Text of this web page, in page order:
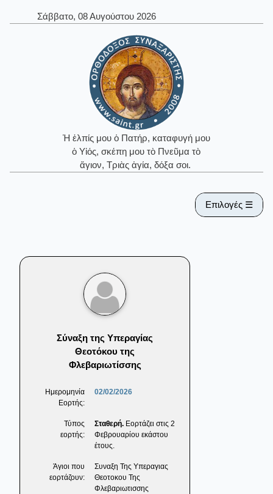
Σάββατο, 08 Αυγούστου 2026
Ἡ ἐλπίς μου ὁ Πατήρ, καταφυγή μου
ὁ Υἱός, σκέπη μου τὸ Πνεῦμα τὸ
ἅγιον, Τριὰς ἁγία, δόξα σοι.
Επιλογές ☰
Σύναξη της Υπεραγίας
Θεοτόκου της
Φλεβαριωτίσσης
Ημερομηνία
Εορτής:
02/02/2026
Τύπος
εορτής:
Σταθερή. Εορτάζει στις 2
Φεβρουαρίου εκάστου
έτους.
Άγιοι που
εορτάζουν:
Συναξη Της Υπεραγιας
Θεοτοκου Της
Φλεβαριωτισσης